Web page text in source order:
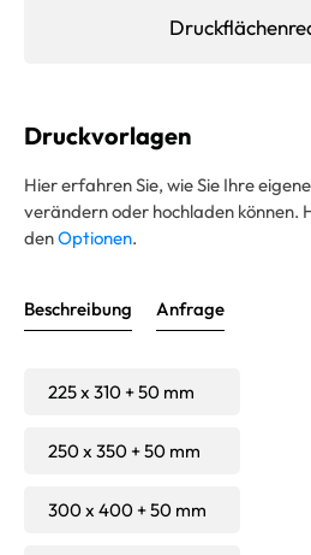
Druckvorlagen
Hier erfahren Sie, wie Sie Ihre
verändern oder hochladen können.
denOptionen.
Beschreibung Anfrage
225 x 310 + 50 mm
250 x 350 + 50 mm
300 x 400 + 50 mm